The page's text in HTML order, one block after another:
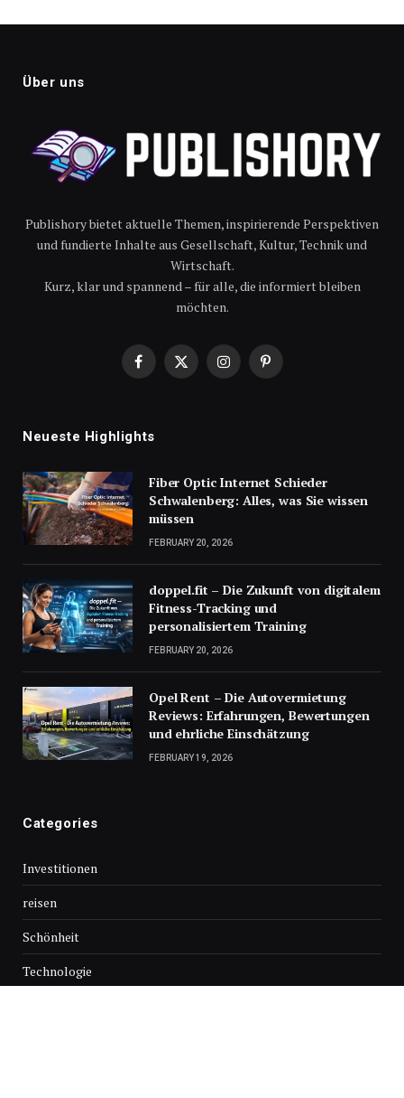
Über uns
Publishory bietet aktuelle Themen, inspirierende Perspektiven
und fundierte Inhalte aus Gesellschaft, Kultur, Technik und
Wirtschaft.
Kurz, klar und spannend – für alle, die informiert bleiben
möchten.
Facebook
X
InstagramPinterest
Neueste Highlights
Fiber Optic Internet Schieder
Schwalenberg: Alles, was Sie wissen
müssen
FEBRUARY 20, 2026
doppel.fit – Die Zukunft von digitalem
Fitness-Tracking und
personalisiertem Training
FEBRUARY 20, 2026
Opel Rent – Die Autovermietung
Reviews: Erfahrungen, Bewertungen
und ehrliche Einschätzung
FEBRUARY 19, 2026
Categories
Investitionen
reisen
Schönheit
Technologie